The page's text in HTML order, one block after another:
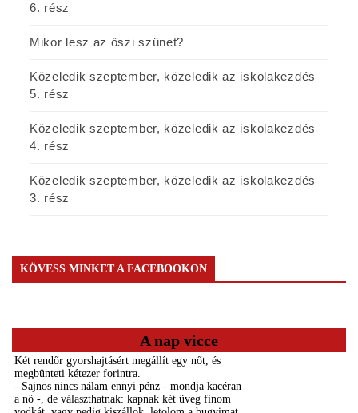
6. rész
Mikor lesz az őszi szünet?
Közeledik szeptember, közeledik az iskolakezdés
5. rész
Közeledik szeptember, közeledik az iskolakezdés
4. rész
Közeledik szeptember, közeledik az iskolakezdés
3. rész
KÖVESS MINKET A FACEBOOKON
A nap vicce